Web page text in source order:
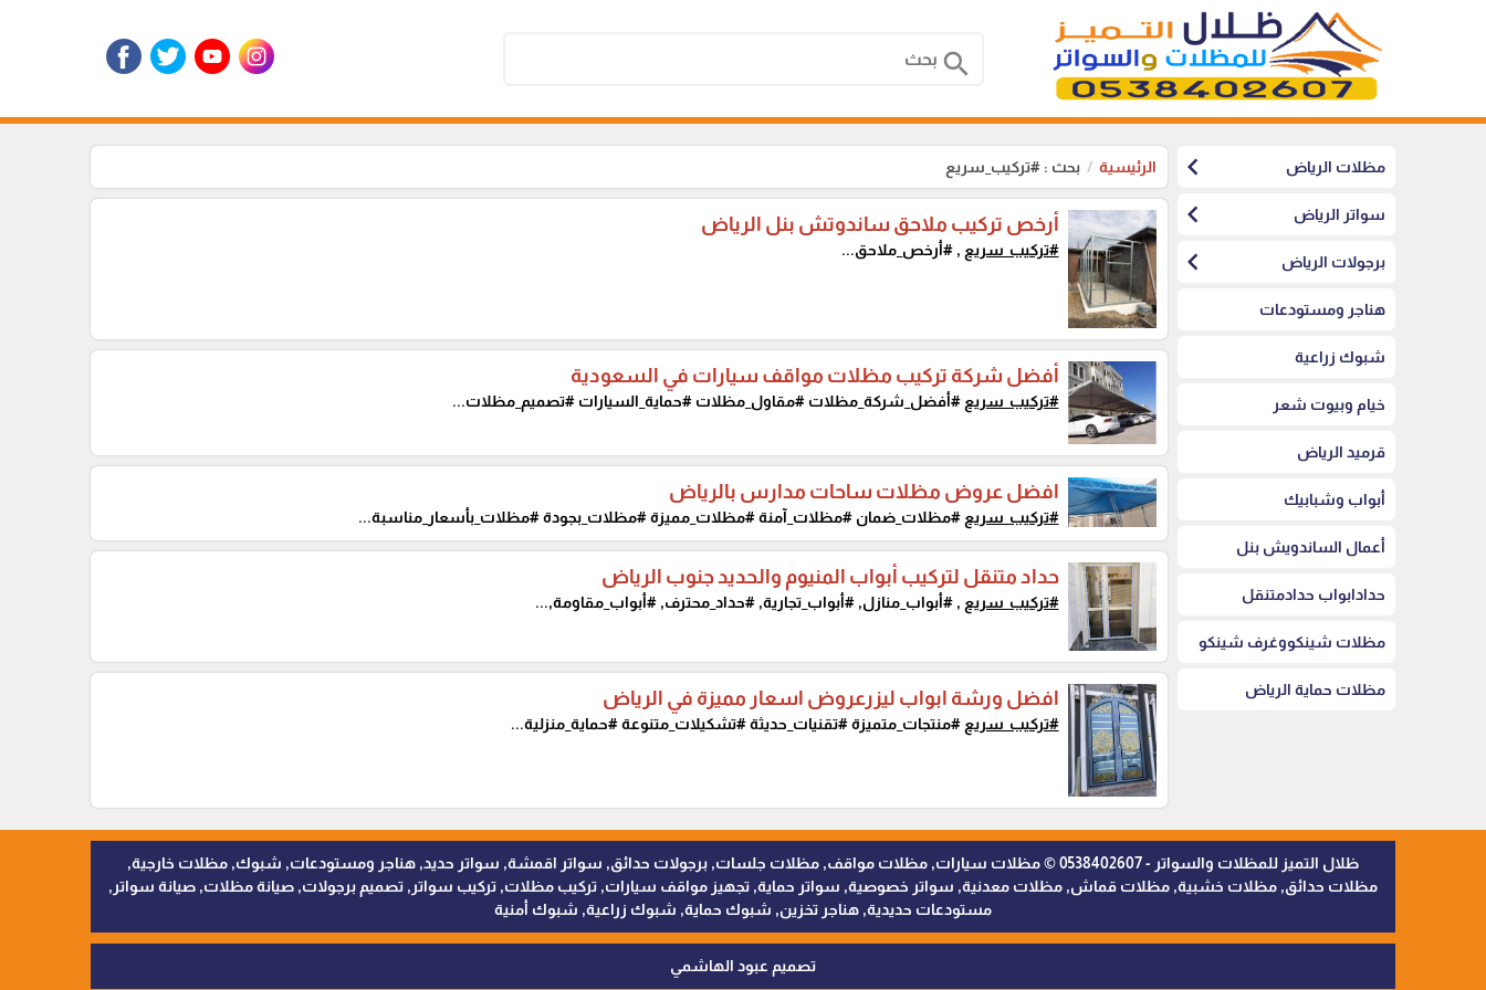
search
مظلات الرياض chevron_left
سواتر الرياض chevron_left
برجولات الرياض chevron_left
هناجر ومستودعات
شبوك زراعية
خيام وبيوت شعر
قرميد الرياض
أبواب وشبابيك
أعمال الساندويش بنل
حدادابواب حدادمتنقل
مظلات شينكووغرف شينكو
مظلات حماية الرياض
الرئيسية بحث : #تركيب_سريع
أرخص تركيب ملاحق ساندوتش بنل الرياض
#تركيب_سريع , #أرخص_ملاحق...
أفضل شركة تركيب مظلات مواقف سيارات في السعودية
#تركيب_سريع #أفضل_شركة_مظلات #مقاول_مظلات #حماية_السيارات #تصميم_مظلات...
افضل عروض مظلات ساحات مدارس بالرياض
#تركيب_سريع #مظلات_ضمان #مظلات_آمنة #مظلات_مميزة #مظلات_بجودة #مظلات_بأسعار_مناسبة...
حداد متنقل لتركيب أبواب المنيوم والحديد جنوب الرياض
#تركيب_سريع , #أبواب_منازل, #أبواب_تجارية, #حداد_محترف, #أبواب_مقاومة,...
افضل ورشة ابواب ليزرعروض اسعار مميزة في الرياض
#تركيب_سريع #منتجات_متميزة #تقنيات_حديثة #تشكيلات_متنوعة #حماية_منزلية...
ظلال التميز للمظلات والسواتر - 0538402607 © مظلات سيارات, مظلات مواقف, مظلات جلسات, برجولات حدائق, سواتر اقمشة, سواتر حديد, هناجر ومستودعات, شبوك, مظلات خارجية,
مظلات حدائق, مظلات خشبية, مظلات قماش, مظلات معدنية, سواتر خصوصية, سواتر حماية, تجهيز مواقف سيارات, تركيب مظلات, تركيب سواتر, تصميم برجولات, صيانة مظلات, صيانة سواتر,
مستودعات حديدية, هناجر تخزين, شبوك حماية, شبوك زراعية, شبوك أمنية
تصميم عبود الهاشمي